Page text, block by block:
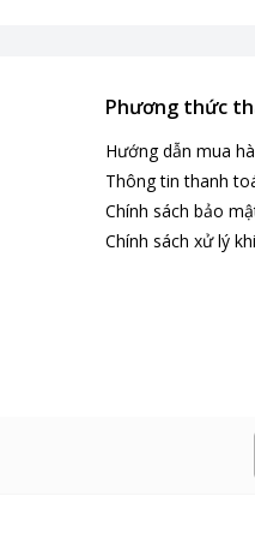
Phương thức
Hướng dẫn mua
Thông tin thanh
Chính sách bảo
Chính sách xử lý